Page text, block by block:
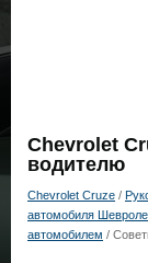
Chevrolet
водителю
Chevrolet Cruze /
автомобиля
автомобилем /